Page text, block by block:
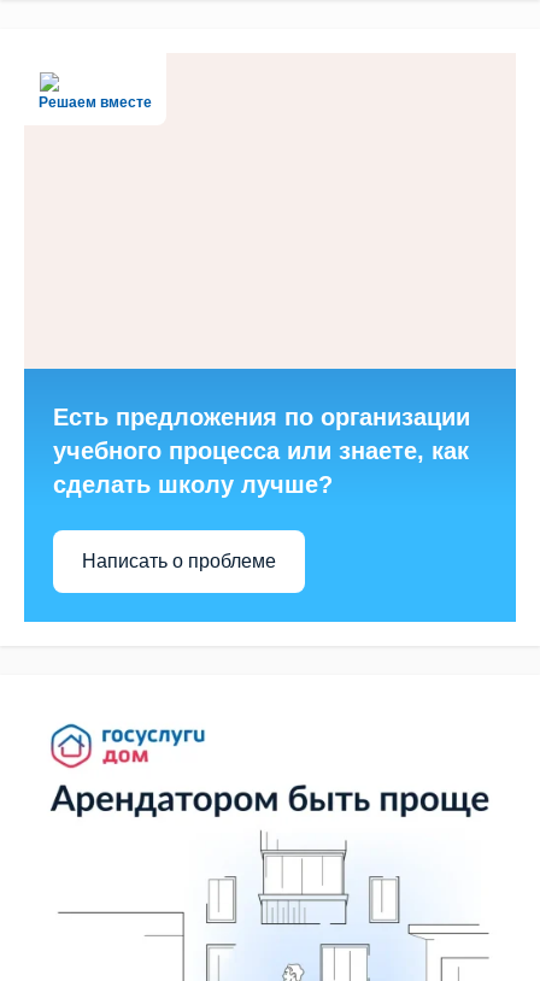
Решаем вместе
Есть предложения по организации
учебного процесса или знаете, как
сделать школу лучше?
Написать о проблеме